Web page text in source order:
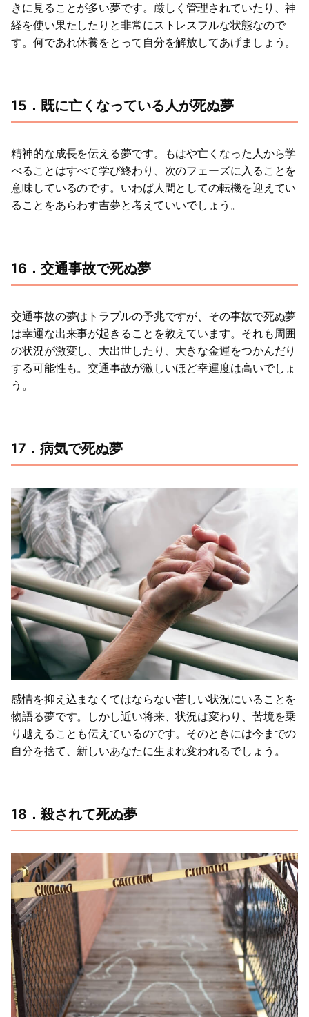
きに見ることが多い夢です。厳しく管理されていたり、神
経を使い果たしたりと非常にストレスフルな状態なので
す。何であれ休養をとって自分を解放してあげましょう。
15．既に亡くなっている人が死ぬ夢
精神的な成長を伝える夢です。もはや亡くなった人から学
べることはすべて学び終わり、次のフェーズに入ることを
意味しているのです。いわば人間としての転機を迎えてい
ることをあらわす吉夢と考えていいでしょう。
16．交通事故で死ぬ夢
交通事故の夢はトラブルの予兆ですが、その事故で死ぬ夢
は幸運な出来事が起きることを教えています。それも周囲
の状況が激変し、大出世したり、大きな金運をつかんだり
する可能性も。交通事故が激しいほど幸運度は高いでしょ
う。
17．病気で死ぬ夢
感情を抑え込まなくてはならない苦しい状況にいることを
物語る夢です。しかし近い将来、状況は変わり、苦境を乗
り越えることも伝えているのです。そのときには今までの
自分を捨て、新しいあなたに生まれ変われるでしょう。
18．殺されて死ぬ夢